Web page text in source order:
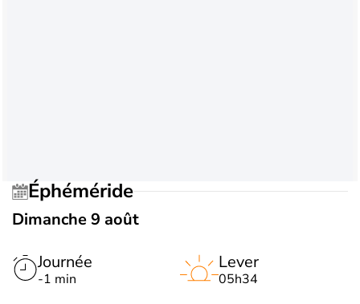
Éphéméride
Dimanche 9 août
Journée
-1 min
Lever
05h34